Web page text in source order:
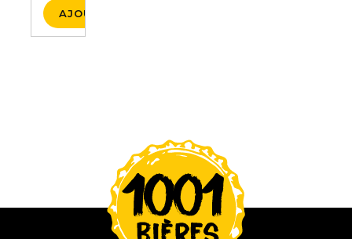
AJOUTER AU PANIER